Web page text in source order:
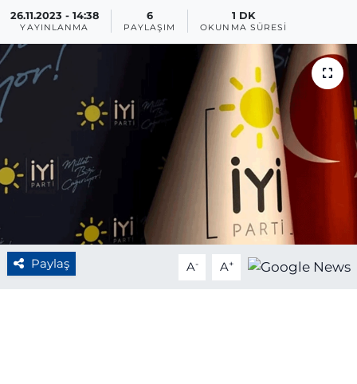
26.11.2023 - 14:38
YAYINLANMA
6
PAYLAŞIM
1 DK
OKUNMA SÜRESI
Paylaş A- A+
BÖLGE
YAŞAM
DÜNYA
GÜNCEL
RESMİ İLAN